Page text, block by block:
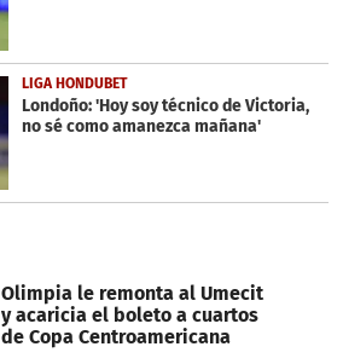
LIGA HONDUBET
Londoño: 'Hoy soy técnico de Victoria,
no sé como amanezca mañana'
Olimpia le remonta al Umecit
y acaricia el boleto a cuartos
de Copa Centroamericana